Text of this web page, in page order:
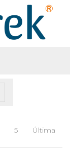
5 Última